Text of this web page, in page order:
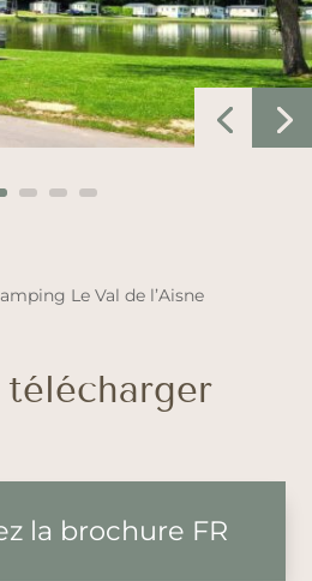
Le Val de l’Aisne
la brochure FR